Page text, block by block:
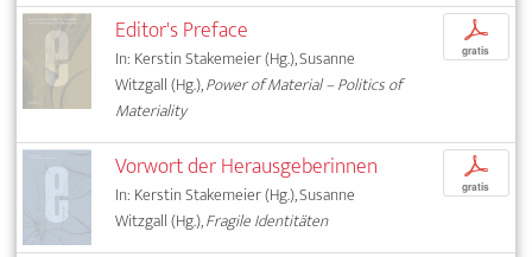
Editor's Preface
In: Kerstin Stakemeier (Hg.), Susanne
Witzgall (Hg.),Power of Material – Politics of
Materiality
p
gratis
Vorwort der Herausgeberinnen
In: Kerstin Stakemeier (Hg.), Susanne
Witzgall (Hg.),Fragile Identitäten
p
gratis